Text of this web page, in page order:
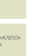
«ΚΛΕΙΩ»